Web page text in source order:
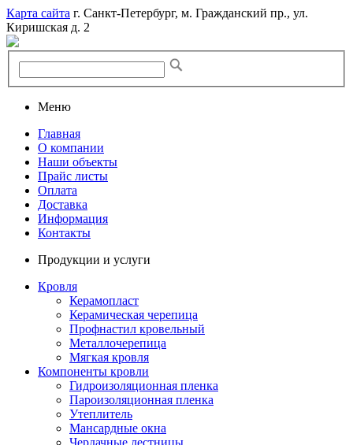
Карта сайта г. Санкт-Петербург, м. Гражданский пр., ул.
Киришская д. 2
Меню
Главная
О компании
Наши объекты
Прайс листы
Оплата
Доставка
Информация
Контакты
Продукции и услуги
Кровля
Керамопласт
Керамическая черепица
Профнастил кровельный
Металлочерепица
Мягкая кровля
Компоненты кровли
Гидроизоляционная пленка
Пароизоляционная пленка
Утеплитель
Мансардные окна
Чердачные лестницы